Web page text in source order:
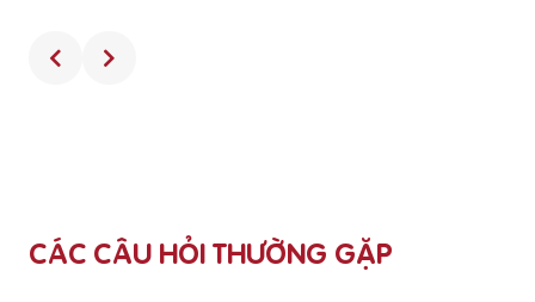
CÁC CÂU HỎI THƯỜNG GẶP